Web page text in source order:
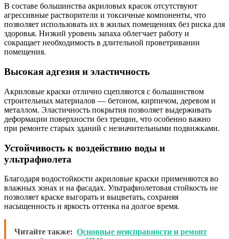
В составе большинства акриловых красок отсутствуют
агрессивные растворители и токсичные компоненты, что
позволяет использовать их в жилых помещениях без риска для
здоровья. Низкий уровень запаха облегчает работу и
сокращает необходимость в длительной проветривании
помещения.
Высокая адгезия и эластичность
Акриловые краски отлично сцепляются с большинством
строительных материалов — бетоном, кирпичом, деревом и
металлом. Эластичность покрытия позволяет выдерживать
деформации поверхности без трещин, что особенно важно
при ремонте старых зданий с незначительными подвижками.
Устойчивость к воздействию воды и
ультрафиолета
Благодаря водостойкости акриловые краски применяются во
влажных зонах и на фасадах. Ультрафиолетовая стойкость не
позволяет краске выгорать и выцветать, сохраняя
насыщенность и яркость оттенка на долгое время.
Читайте также: Основные неисправности и ремонт